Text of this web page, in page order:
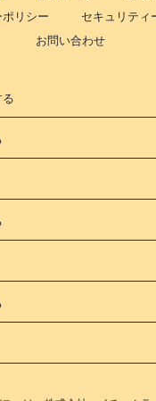
リシー
セキュリティ
お問い合わせ